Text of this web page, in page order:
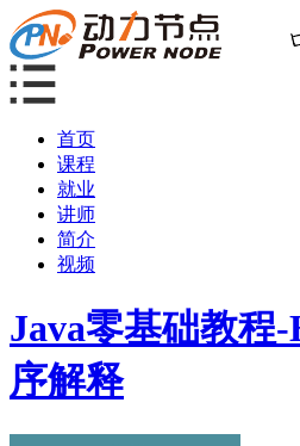
首页
课程
就业
讲师
简介
视频
Java零基础教程
序解释